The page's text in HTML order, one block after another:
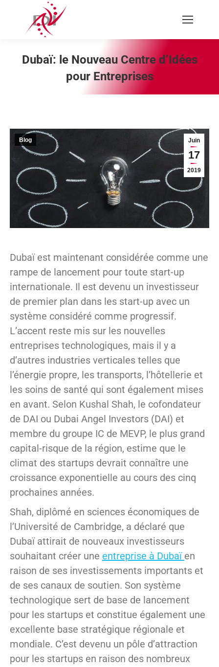
Recherche
:
Dubaï: le Nouveau Centre d’Idées
pour Entreprises
Vous êtes ici :
Juin
17
2019
Blog
Dubaï est maintenant considérée comme une
rampe de lancement pour toute start-up
internationale. Il est devenu un investisseur
de premier plan dans les start-up avec un
système considéré comme progressif.
L’accent reste mis sur les nouvelles
entreprises technologiques, mais il y a
d’autres industries verticales telles que
l’énergie propre, les transports, l’hôtellerie et
les soins de santé qui sont également mises
en avant. Selon Kushal Shah, le cofondateur
de DAI ou Dubai Angel Investors (DAI) et
membre du groupe IC de MEVP, le plus grand
capital-risque de la région, estime que le
climat des startups devrait connaître une
croissance exponentielle au cours des cinq
prochaines années.
Shah, diplômé en sciences économiques de
l’Université de Cambridge, a déclaré que
Dubaï attirait de nouveaux investisseurs
souhaitant créer une entreprise à Dubaï en
raison de ses investissements importants et
de ses canaux de soutien. Son système
technologique sert de base de lancement
pour les startups et constitue également une
excellente base stratégique régionale et
mondiale. C’est devenu un pôle d’attraction
pour les startups en raison des nombreux